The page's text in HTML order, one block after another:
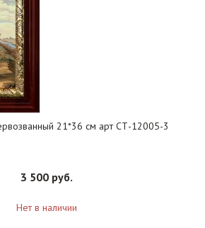
21*36 см арт СТ-12005-3
3 500 руб.
Нет в наличии